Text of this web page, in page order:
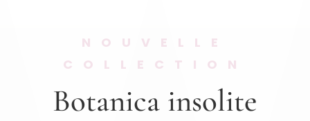
NOUVELLE
COLLECTION
Botanica insolite